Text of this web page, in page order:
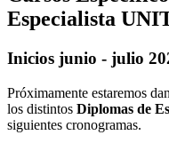
Especialista
Inicios junio - julio
Próximamente estaremos
los distintos Diplomas de
siguientes cronogramas.